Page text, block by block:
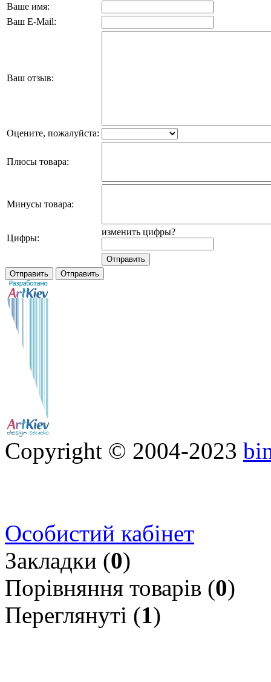
Ваше имя:
Ваш E-Mail:
Ваш отзыв:
Оцените, пожалуйста:
Плюсы товара:
Минусы товара:
Цифры:
изменить цифры?
Copyright © 2004-2023
Особистий кабінет
Закладки (0)
Порівняння товарів (0)
Переглянуті (1)